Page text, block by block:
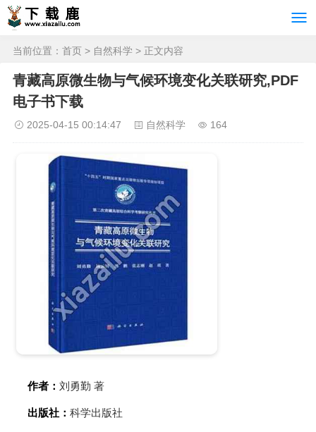
当前位置： 首页 > 自然科学 > 正文内容
青藏高原微生物与气候环境变化关联研究,PDF
电子书下载
2025-04-15 00:14:47 自然科学 164
作者： 刘勇勤 著
出版社： 科学出版社